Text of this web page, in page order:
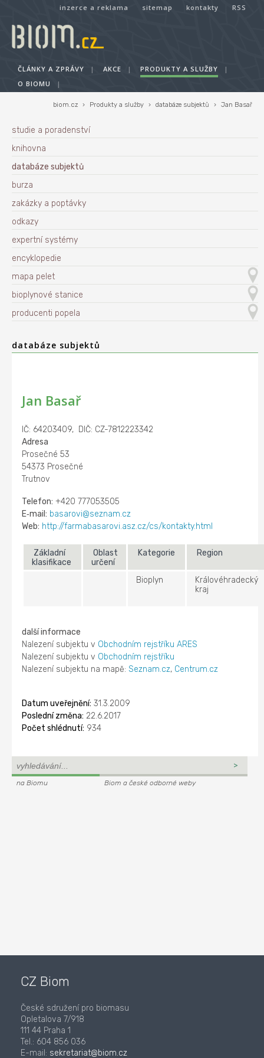
inzerce a reklama sitemap kontakty RSS
ČLÁNKY A ZPRÁVY | AKCE | PRODUKTY A SLUŽBY
|
O BIOMU
|
biom.cz › Produkty a služby › databáze subjektů › Jan Basař
studie a poradenství
knihovna
databáze subjektů
burza
zakázky a poptávky
odkazy
expertní systémy
encyklopedie
mapa pelet
bioplynové stanice
producenti popela
databáze subjektů
Jan Basař
IČ: 64203409, DIČ: CZ-7812223342
Adresa
Prosečné 53
54373 Prosečné
Trutnov
Telefon: +420 777053505
E‑mail: basarovi@seznam.cz
Web: http://farmabasarovi.asz.cz/cs/kontakty.html
Základní
klasifikace
Oblast
určení
Kategorie Region
Bioplyn
Královéhradecký
kraj
další informace
Nalezení subjektu v Obchodním rejstříku ARES
Nalezení subjektu v Obchodním rejstříku
Nalezení subjektu na mapě: Seznam.cz, Centrum.cz
Datum uveřejnění: 31.3.2009
Poslední změna: 22.6.2017
Počet shlédnutí: 934
na Biomu Biom a české odborné weby
CZ Biom
České sdružení pro biomasu
Opletalova 7/918
111 44 Praha 1
Tel.: 604 856 036
E-mail: sekretariat@biom.cz